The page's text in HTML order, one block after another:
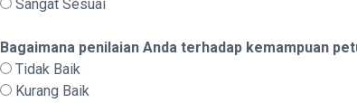
Sangat Sesuai
Bagaimana penilaian Anda terhadap kemampuan
Tidak Baik
Kurang Baik